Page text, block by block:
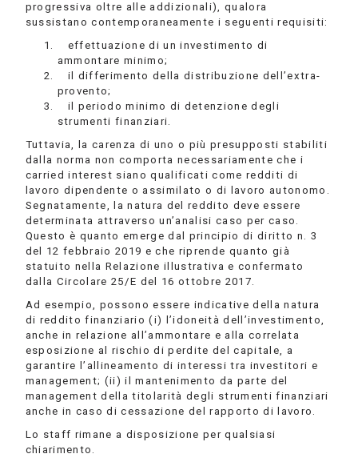
progressiva oltre alle addizionali), qualora
sussistano contemporaneamente i seguenti requisiti:
effettuazione di un investimento di
ammontare minimo;
il differimento della distribuzione dell’extra-
provento;
il periodo minimo di detenzione degli
strumenti finanziari.
Tuttavia, la carenza di uno o più presupposti stabiliti
dalla norma non comporta necessariamente che i
carried interest siano qualificati come redditi di
lavoro dipendente o assimilato o di lavoro autonomo.
Segnatamente, la natura del reddito deve essere
determinata attraverso un’analisi caso per caso.
Questo è quanto emerge dal principio di diritto n. 3
del 12 febbraio 2019 e che riprende quanto già
statuito nella Relazione illustrativa e confermato
dalla Circolare 25/E del 16 ottobre 2017.
Ad esempio, possono essere indicative della natura
di reddito finanziario (i) l’idoneità dell’investimento,
anche in relazione all’ammontare e alla correlata
esposizione al rischio di perdite del capitale, a
garantire l’allineamento di interessi tra investitori e
management; (ii) il mantenimento da parte del
management della titolarità degli strumenti finanziari
anche in caso di cessazione del rapporto di lavoro.
Lo staff rimane a disposizione per qualsiasi
chiarimento.